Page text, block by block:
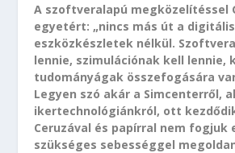
A szoftveralapú megközelítéssel
egyetért: „nincs más út a digitális
eszközkészletek nélkül.
lennie, szimulációnak kell lennie,
tudományágak összefogására
Legyen szó akár a Simcenterről,
ikertechnológiánkról, ott
Ceruzával és papírral nem fogjuk
szükséges sebességgel